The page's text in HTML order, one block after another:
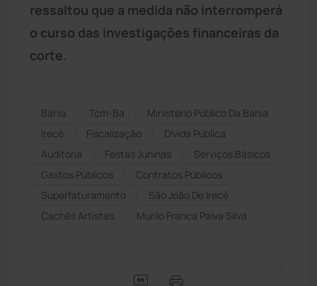
ressaltou que a medida não interromperá
o curso das investigações financeiras da
corte.
Bahia Tcm-Ba
Ministério Público Da Bahia
Irecê
Fiscalização
Dívida Pública
Auditoria
Festas Juninas
Serviços Básicos
Gastos Públicos
Contratos Públicos
Superfaturamento
São João De Irecê
Cachês Artistas
Murilo Franca Paiva Silva